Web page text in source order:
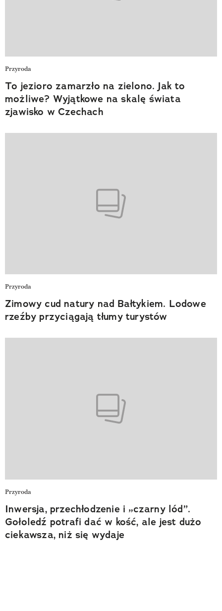
Przyroda
To jezioro zamarzło na zielono. Jak to
możliwe? Wyjątkowe na skalę świata
zjawisko w Czechach
Przyroda
Zimowy cud natury nad Bałtykiem. Lodowe
rzeźby przyciągają tłumy turystów
Przyroda
Inwersja, przechłodzenie i „czarny lód”.
Gołoledź potrafi dać w kość, ale jest dużo
ciekawsza, niż się wydaje